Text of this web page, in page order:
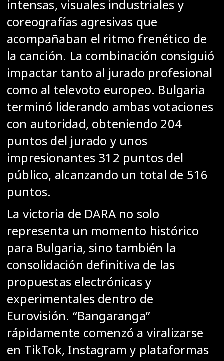
intensas, visuales industriales y
coreografías agresivas que
acompañaban el ritmo frenético de
la canción. La combinación consiguió
impactar tanto al jurado profesional
como al televoto europeo. Bulgaria
terminó liderando ambas votaciones
con autoridad, obteniendo 204
puntos del jurado y unos
impresionantes 312 puntos del
público, alcanzando un total de 516
puntos.
La victoria de DARA no solo
representa un momento histórico
para Bulgaria, sino también la
consolidación definitiva de las
propuestas electrónicas y
experimentales dentro de
Eurovisión. “Bangaranga”
rápidamente comenzó a viralizarse
en TikTok, Instagram y plataformas